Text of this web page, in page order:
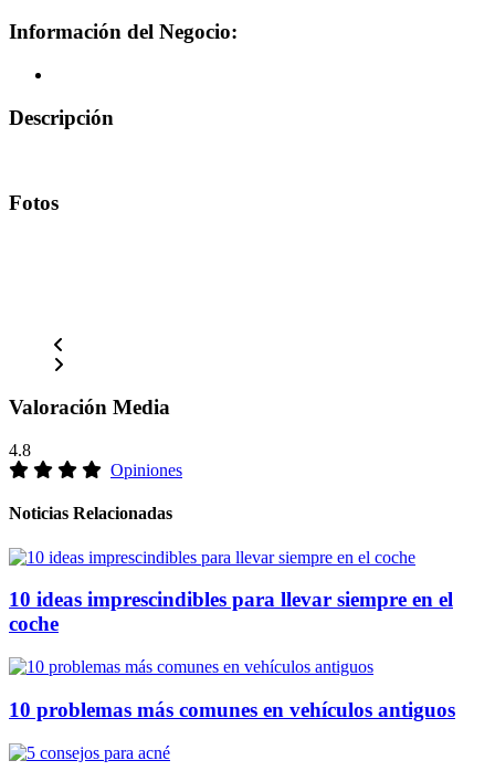
Información del Negocio:
Descripción
Fotos
Valoración Media
4.8
Opiniones
Noticias Relacionadas
10 ideas imprescindibles para llevar siempre en el
coche
10 problemas más comunes en vehículos antiguos